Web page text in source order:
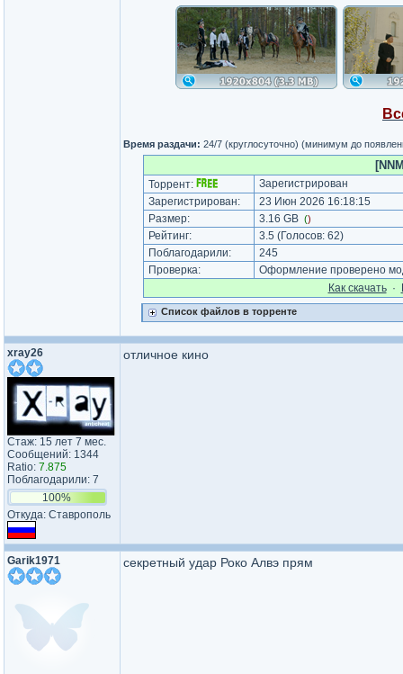
Время раздачи: 24/7 (круглосуточно) (минимум до
Торрент:
Зарегистрирован
Зарегистрирован:
23 Июн 2026 16:18:15
Размер:
3.16 GB ()
Рейтинг: 3.5 (Голосов: 62)
Поблагодарили:
245
Проверка:
Оформление проверено
Как cкачать·
Список файлов в торренте
xray26
Стаж: 15 лет 7 мес.
Сообщений: 1344
Ratio: 7.875
Поблагодарили: 7
100%
Откуда: Ставрополь
отличное кино
Garik1971 секретный удар Роко Алвэ прям